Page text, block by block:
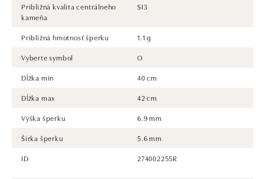
Približná kvalita centrálneho
kameňa
SI3
Približná hmotnosť šperku
1.1 g
Vyberte symbol
O
Dĺžka min
40 cm
Dĺžka max
42 cm
Výška šperku
6.9 mm
Šírka šperku
5.6 mm
ID
274002255R